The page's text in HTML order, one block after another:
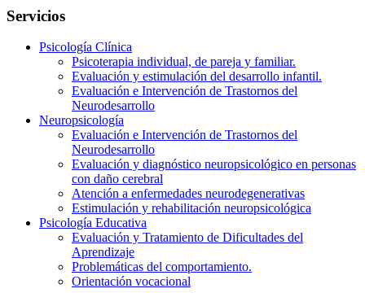
Servicios
Psicología Clínica
Psicoterapia individual, de pareja y familiar.
Evaluación y estimulación del desarrollo infantil.
Evaluación e Intervención de Trastornos del
Neurodesarrollo
Neuropsicología
Evaluación e Intervención de Trastornos del
Neurodesarrollo
Evaluación y diagnóstico neuropsicológico en personas
con daño cerebral
Atención a enfermedades neurodegenerativas
Estimulación y rehabilitación neuropsicológica
Psicología Educativa
Evaluación y Tratamiento de Dificultades del
Aprendizaje
Problemáticas del comportamiento.
Orientación vocacional